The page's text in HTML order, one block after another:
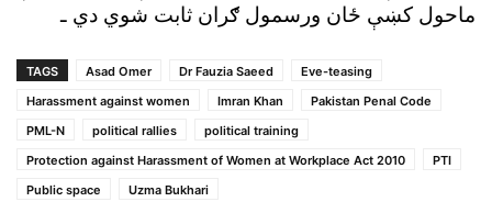
ماحول کښې ځان ورسمول ګران ثابت شوي دي ـ
TAGS Asad Omer Dr Fauzia Saeed
Eve-teasing
Harassment against women
Imran Khan
Pakistan Penal Code
PML-N
political rallies
political training
Protection against Harassment of Women at Workplace Act 2010
PTI
Public space
Uzma Bukhari